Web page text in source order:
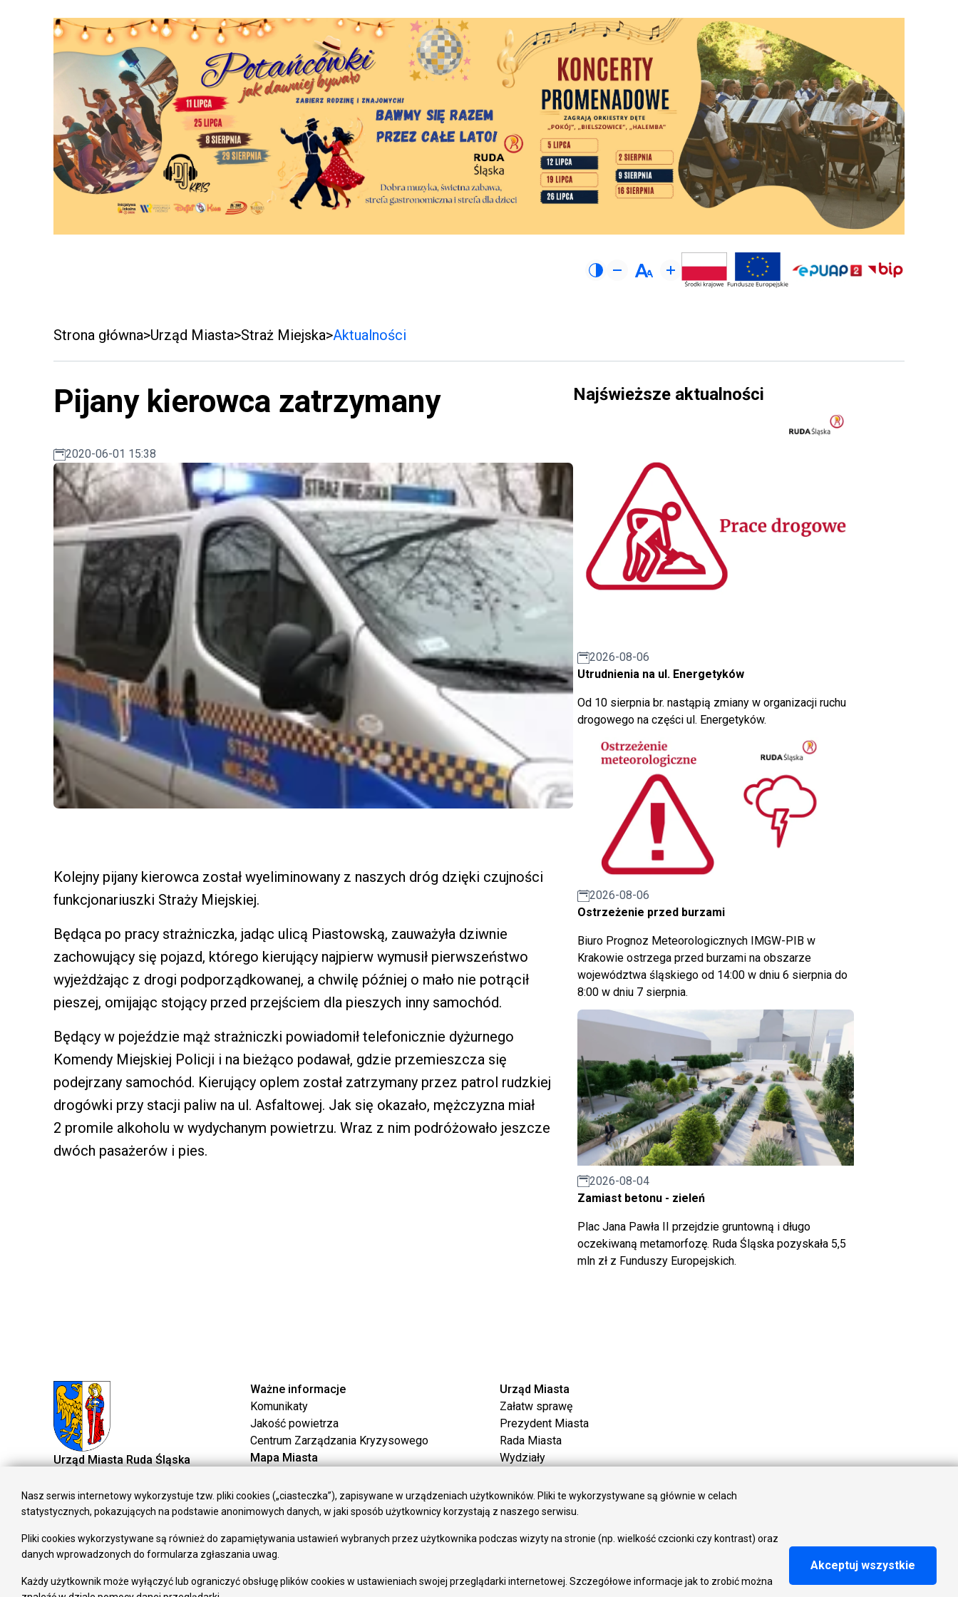
Strona główna Urząd Miasta Straż Miejska Aktualności
Pijany kierowca zatrzymany
2020-06-01 15:38
Kolejny pijany kierowca został wyeliminowany z naszych dróg dzięki czujności
funkcjonariuszki Straży Miejskiej.
Będąca po pracy strażniczka, jadąc ulicą Piastowską, zauważyła dziwnie
zachowujący się pojazd, którego kierujący najpierw wymusił pierwszeństwo
wyjeżdżając z drogi podporządkowanej, a chwilę później o mało nie potrącił
pieszej, omijając stojący przed przejściem dla pieszych inny samochód.
Będący w pojeździe mąż strażniczki powiadomił telefonicznie dyżurnego
Komendy Miejskiej Policji i na bieżąco podawał, gdzie przemieszcza się
podejrzany samochód. Kierujący oplem został zatrzymany przez patrol rudzkiej
drogówki przy stacji paliw na ul. Asfaltowej. Jak się okazało, mężczyzna miał
2 promile alkoholu w wydychanym powietrzu. Wraz z nim podróżowało jeszcze
dwóch pasażerów i pies.
Najświeższe aktualności
2026-08-06
Utrudnienia na ul. Energetyków
Od 10 sierpnia br. nastąpią zmiany w organizacji ruchu
drogowego na części ul. Energetyków.
2026-08-06
Ostrzeżenie przed burzami
Biuro Prognoz Meteorologicznych IMGW-PIB w
Krakowie ostrzega przed burzami na obszarze
województwa śląskiego od 14:00 w dniu 6 sierpnia do
8:00 w dniu 7 sierpnia.
2026-08-04
Zamiast betonu - zieleń
Plac Jana Pawła II przejdzie gruntowną i długo
oczekiwaną metamorfozę. Ruda Śląska pozyskała 5,5
mln zł z Funduszy Europejskich.
Urząd Miasta Ruda Śląska
tel. (+48 32) 244 90 00
fax (+48 32) 248 73 48
Ważne informacje
Komunikaty
Jakość powietrza
Centrum Zarządzania Kryzysowego
Mapa Miasta
Geoportal
Urząd Miasta
Załatw sprawę
Prezydent Miasta
Rada Miasta
Wydziały
Praca w Urzędzie
Gospodarka
Środki krajowe
Oferty inwestycyjne
Strategia Rozwoju Miasta
Pozostałe
Dane osobowe
Nasz serwis internetowy wykorzystuje tzw. pliki cookies („ciasteczka”), zapisywane w urządzeniach użytkowników. Pliki te wykorzystywane są głównie w celach
statystycznych, pokazujących na podstawie anonimowych danych, w jaki sposób użytkownicy korzystają z naszego serwisu.
Pliki cookies wykorzystywane są również do zapamiętywania ustawień wybranych przez użytkownika podczas wizyty na stronie (np. wielkość czcionki czy kontrast) oraz
danych wprowadzonych do formularza zgłaszania uwag.
Każdy użytkownik może wyłączyć lub ograniczyć obsługę plików cookies w ustawieniach swojej przeglądarki internetowej. Szczegółowe informacje jak to zrobić można
Akceptuj wszystkie